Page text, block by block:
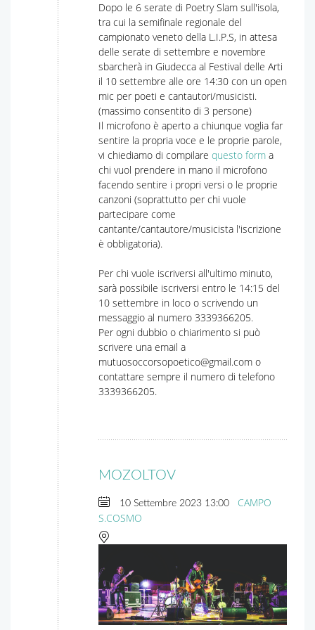
Dopo le 6 serate di Poetry Slam sull'isola,
tra cui la semifinale regionale del
campionato veneto della L.I.P.S, in attesa
delle serate di settembre e novembre
sbarcherà in Giudecca al Festival delle Arti
il 10 settembre alle ore 14:30 con un open
mic per poeti e cantautori/musicisti.
(massimo consentito di 3 persone)
Il microfono è aperto a chiunque voglia far
sentire la propria voce e le proprie parole,
vi chiediamo di compilare questo form a
chi vuol prendere in mano il microfono
facendo sentire i propri versi o le proprie
canzoni (soprattutto per chi vuole
partecipare come
cantante/cantautore/musicista l'iscrizione
è obbligatoria).
Per chi vuole iscriversi all'ultimo minuto,
sarà possibile iscriversi entro le 14:15 del
10 settembre in loco o scrivendo un
messaggio al numero 3339366205.
Per ogni dubbio o chiarimento si può
scrivere una email a
mutuosoccorsopoetico@gmail.com o
contattare sempre il numero di telefono
3339366205.
MOZOLTOV
10 Settembre 2023 13:00
CAMPO
S.COSMO